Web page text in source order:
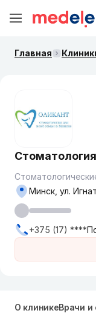
Главная
Минск, ул.
+375 (17) ****
О клиникеВрачи и